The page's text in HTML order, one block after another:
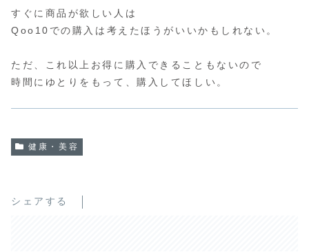
すぐに商品が欲しい人は
Qoo10での購入は考えたほうがいいかもしれない。
ただ、これ以上お得に購入できることもないので
時間にゆとりをもって、購入してほしい。
健康・美容
シェアする